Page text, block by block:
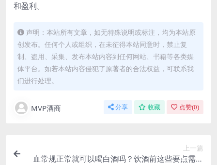
和盈利。
声明：本站所有文章，如无特殊说明或标注，均为本站原
创发布。任何个人或组织，在未征得本站同意时，禁止复
制、盗用、采集、发布本站内容到任何网站、书籍等各类媒
体平台。如若本站内容侵犯了原著者的合法权益，可联系我
们进行处理。
MVP酒商 分享 收藏 点赞(0)
上一篇
血常规正常就可以喝白酒吗？饮酒前这些要点需知